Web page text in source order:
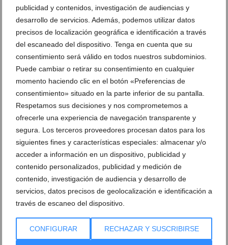
publicidad y contenidos, investigación de audiencias y
desarrollo de servicios. Además, podemos utilizar datos
precisos de localización geográfica e identificación a través
del escaneado del dispositivo. Tenga en cuenta que su
consentimiento será válido en todos nuestros subdominios.
Puede cambiar o retirar su consentimiento en cualquier
momento haciendo clic en el botón «Preferencias de
consentimiento» situado en la parte inferior de su pantalla.
Respetamos sus decisiones y nos comprometemos a
ofrecerle una experiencia de navegación transparente y
segura. Los terceros proveedores procesan datos para los
siguientes fines y características especiales: almacenar y/o
acceder a información en un dispositivo, publicidad y
contenido personalizados, publicidad y medición de
contenido, investigación de audiencia y desarrollo de
servicios, datos precisos de geolocalización e identificación a
través de escaneo del dispositivo.
CONFIGURAR RECHAZAR Y SUSCRIBIRSE
Xàbia abre las inscripciones de su Oferta Deportiva
2026/2027 con más de 20 disciplinas y programas
para todas las edades
30 de julio de 2026